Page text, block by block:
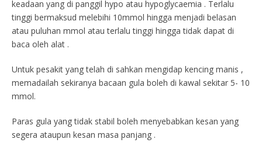
keadaan yang di panggil hypo atau hypoglycaemia . Terlalu
tinggi bermaksud melebihi 10mmol hingga menjadi belasan
atau puluhan mmol atau terlalu tinggi hingga tidak dapat di
baca oleh alat .
Untuk pesakit yang telah di sahkan mengidap kencing manis ,
memadailah sekiranya bacaan gula boleh di kawal sekitar 5- 10
mmol.
Paras gula yang tidak stabil boleh menyebabkan kesan yang
segera ataupun kesan masa panjang .